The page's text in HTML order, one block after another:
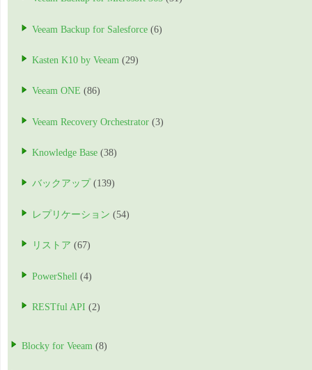
Veeam Backup for Salesforce (6)
Kasten K10 by Veeam (29)
Veeam ONE (86)
Veeam Recovery Orchestrator (3)
Knowledge Base (38)
バックアップ (139)
レプリケーション (54)
リストア (67)
PowerShell (4)
RESTful API (2)
Blocky for Veeam (8)